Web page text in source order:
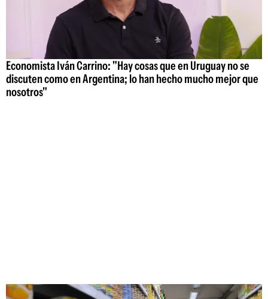
Economista Iván Carrino: "Hay cosas que en Uruguay no se
discuten como en Argentina; lo han hecho mucho mejor que
nosotros"